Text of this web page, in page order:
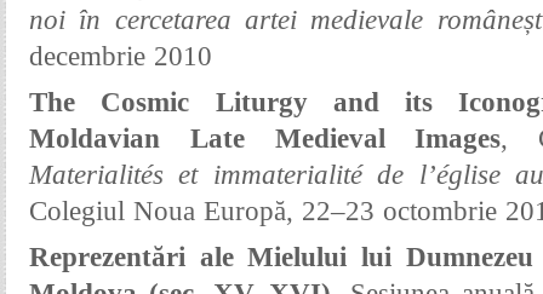
noi în cercetarea artei medievale
decembrie 2010
The Cosmic Liturgy and its
Moldavian Late Medieval Images,
Materialités et immaterialité de l’église
Colegiul Noua Europă, 22–23 octombrie
Reprezentări ale Mielului lui